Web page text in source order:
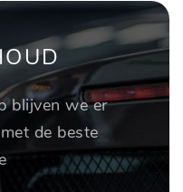
blijven we er
de beste